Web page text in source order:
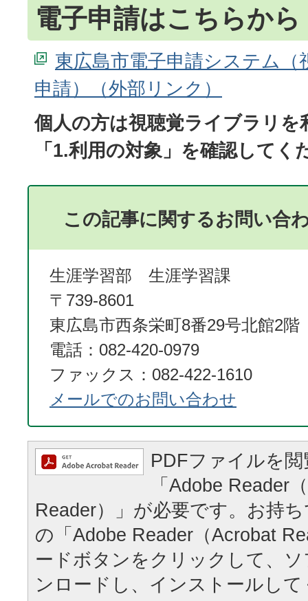
電子申請はこちらから
東広島市電子申請システム（
申請）
個人の方は視聴覚ライブラリを
「1.利用の対象」を確認してく
この記事に関するお問い合
生涯学習部 生涯学習課
〒739-8601
東広島市西条栄町8番29号北館2階
電話：082-420-0979
ファックス：082-422-1610
メールでのお問い合わせ
PDFファイルを
「Adobe Reader
Reader）」が必要です。お持
の「Adobe Reader（Acrobat
ードボタンをクリックして、
ンロードし、インストールし